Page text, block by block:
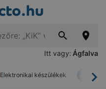
Itt vagy: Ágfalva
Elektronikai készülékek